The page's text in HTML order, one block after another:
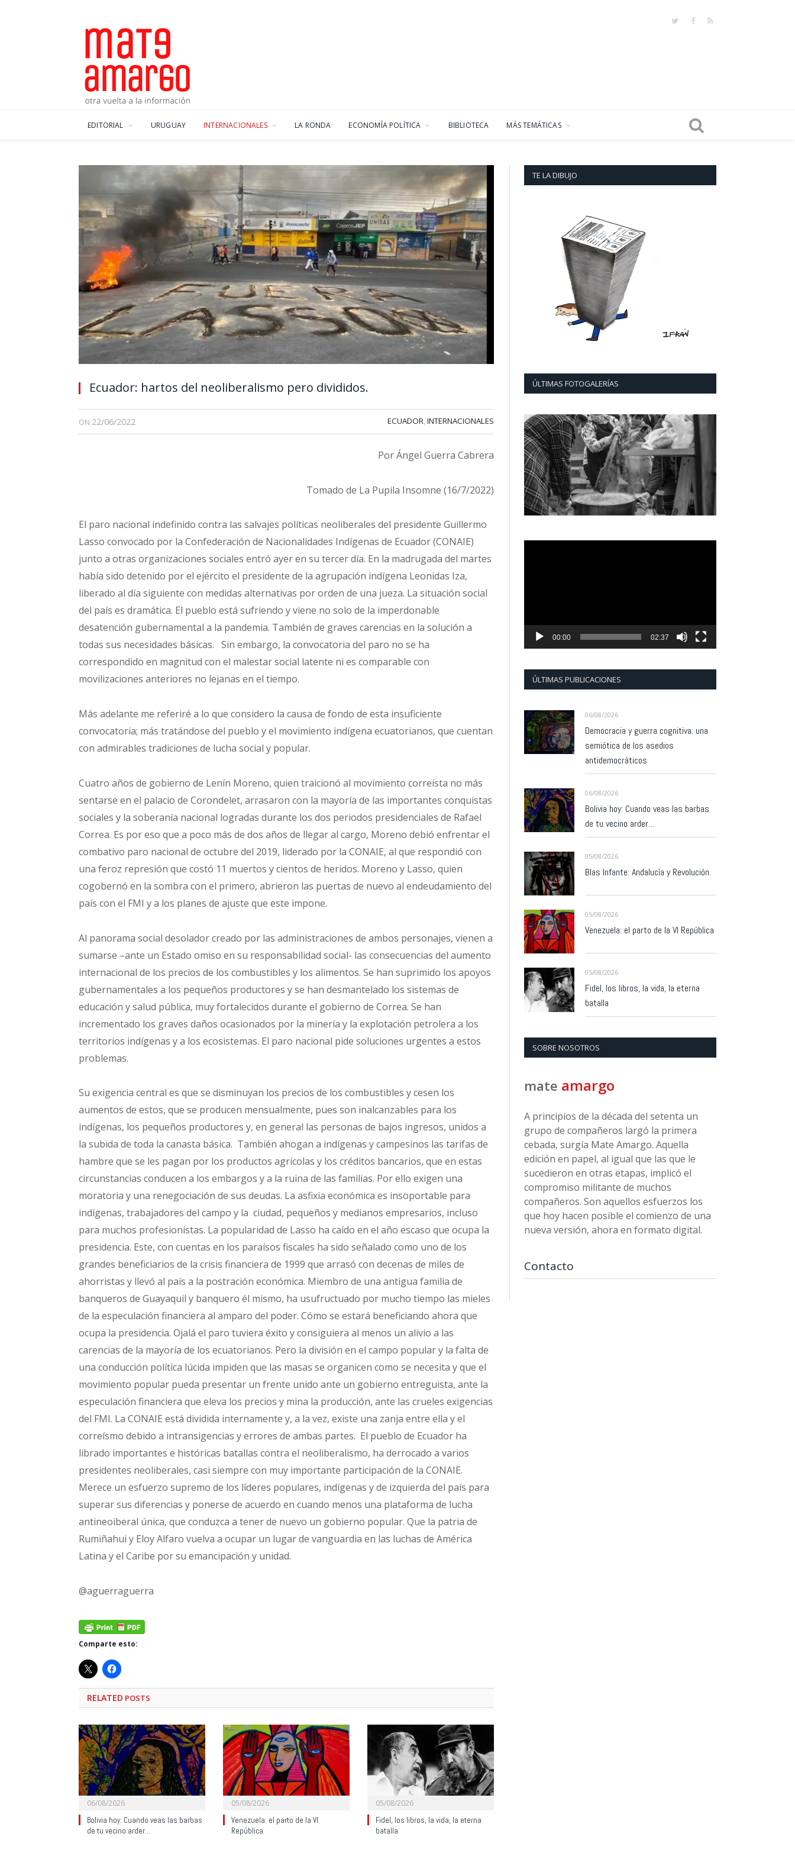
TwitterFacebook
RSS
EDITORIAL URUGUAY INTERNACIONALES LA RONDA ECONOMÍA POLÍTICA BIBLIOTECA MÁS TEMÁTICAS
Ecuador: hartos del neoliberalismo pero divididos.
ON 22/06/2022 ECUADOR, INTERNACIONALES
Por Ángel Guerra Cabrera
Tomado de La Pupila Insomne (16/7/2022)
El paro nacional indefinido contra las salvajes políticas neoliberales del presidente Guillermo
Lasso convocado por la Confederación de Nacionalidades Indígenas de Ecuador (CONAIE)
junto a otras organizaciones sociales entró ayer en su tercer día. En la madrugada del martes
había sido detenido por el ejército el presidente de la agrupación indígena Leonidas Iza,
liberado al día siguiente con medidas alternativas por orden de una jueza. La situación social
del país es dramática. El pueblo está sufriendo y viene no solo de la imperdonable
desatención gubernamental a la pandemia. También de graves carencias en la solución a
todas sus necesidades básicas. Sin embargo, la convocatoria del paro no se ha
correspondido en magnitud con el malestar social latente ni es comparable con
movilizaciones anteriores no lejanas en el tiempo.
Más adelante me referiré a lo que considero la causa de fondo de esta insuficiente
convocatoria; más tratándose del pueblo y el movimiento indígena ecuatorianos, que cuentan
con admirables tradiciones de lucha social y popular.
Cuatro años de gobierno de Lenín Moreno, quien traicionó al movimiento correísta no más
sentarse en el palacio de Corondelet, arrasaron con la mayoría de las importantes conquistas
sociales y la soberanía nacional logradas durante los dos periodos presidenciales de Rafael
Correa. Es por eso que a poco más de dos años de llegar al cargo, Moreno debió enfrentar el
combativo paro nacional de octubre del 2019, liderado por la CONAIE, al que respondió con
una feroz represión que costó 11 muertos y cientos de heridos. Moreno y Lasso, quien
cogobernó en la sombra con el primero, abrieron las puertas de nuevo al endeudamiento del
país con el FMI y a los planes de ajuste que este impone.
Al panorama social desolador creado por las administraciones de ambos personajes, vienen a
sumarse –ante un Estado omiso en su responsabilidad social- las consecuencias del aumento
internacional de los precios de los combustibles y los alimentos. Se han suprimido los apoyos
gubernamentales a los pequeños productores y se han desmantelado los sistemas de
educación y salud pública, muy fortalecidos durante el gobierno de Correa. Se han
incrementado los graves daños ocasionados por la minería y la explotación petrolera a los
territorios indígenas y a los ecosistemas. El paro nacional pide soluciones urgentes a estos
problemas.
Su exigencia central es que se disminuyan los precios de los combustibles y cesen los
aumentos de estos, que se producen mensualmente, pues son inalcanzables para los
indígenas, los pequeños productores y, en general las personas de bajos ingresos, unidos a
la subida de toda la canasta básica. También ahogan a indígenas y campesinos las tarifas de
hambre que se les pagan por los productos agrícolas y los créditos bancarios, que en estas
circunstancias conducen a los embargos y a la ruina de las familias. Por ello exigen una
moratoria y una renegociación de sus deudas. La asfixia económica es insoportable para
indígenas, trabajadores del campo y la ciudad, pequeños y medianos empresarios, incluso
para muchos profesionistas. La popularidad de Lasso ha caído en el año escaso que ocupa la
presidencia. Este, con cuentas en los paraísos fiscales ha sido señalado como uno de los
grandes beneficiarios de la crisis financiera de 1999 que arrasó con decenas de miles de
ahorristas y llevó al país a la postración económica. Miembro de una antigua familia de
banqueros de Guayaquil y banquero él mismo, ha usufructuado por mucho tiempo las mieles
de la especulación financiera al amparo del poder. Cómo se estará beneficiando ahora que
ocupa la presidencia. Ojalá el paro tuviera éxito y consiguiera al menos un alivio a las
carencias de la mayoría de los ecuatorianos. Pero la división en el campo popular y la falta de
una conducción política lúcida impiden que las masas se organicen como se necesita y que el
movimiento popular pueda presentar un frente unido ante un gobierno entreguista, ante la
especulación financiera que eleva los precios y mina la producción, ante las crueles exigencias
del FMI. La CONAIE está dividida internamente y, a la vez, existe una zanja entre ella y el
correísmo debido a intransigencias y errores de ambas partes. El pueblo de Ecuador ha
librado importantes e históricas batallas contra el neoliberalismo, ha derrocado a varios
presidentes neoliberales, casi siempre con muy importante participación de la CONAIE.
Merece un esfuerzo supremo de los líderes populares, indígenas y de izquierda del país para
superar sus diferencias y ponerse de acuerdo en cuando menos una plataforma de lucha
antineoiberal única, que conduzca a tener de nuevo un gobierno popular. Que la patria de
Rumiñahui y Eloy Alfaro vuelva a ocupar un lugar de vanguardia en las luchas de América
Latina y el Caribe por su emancipación y unidad.
@aguerraguerra
Comparte esto:
RELATED POSTS
06/08/2026
Bolivia hoy: Cuando veas las barbas
de tu vecino arder…
05/08/2026
Venezuela: el parto de la VI
República
05/08/2026
Fidel, los libros, la vida, la eterna
batalla
TE LA DIBUJO
ÚLTIMAS FOTOGALERÍAS
00:00 02:37
ÚLTIMAS PUBLICACIONES
06/08/2026
Democracia y guerra cognitiva: una
semiótica de los asedios
antidemocráticos
06/08/2026
Bolivia hoy: Cuando veas las barbas
de tu vecino arder…
05/08/2026
Blas Infante: Andalucía y Revolución.
05/08/2026
Venezuela: el parto de la VI República
05/08/2026
Fidel, los libros, la vida, la eterna
batalla
SOBRE NOSOTROS
mate amargo
A principios de la década del setenta un
grupo de compañeros largó la primera
cebada, surgía Mate Amargo. Aquella
edición en papel, al igual que las que le
sucedieron en otras etapas, implicó el
compromiso militante de muchos
compañeros. Son aquellos esfuerzos los
que hoy hacen posible el comienzo de una
nueva versión, ahora en formato digital.
Contacto